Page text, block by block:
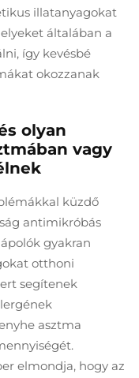
illatanyagokat
általában a
így kevésbé
okozzanak
olyan
vagy
küzdő
antimikróbás
gyakran
otthoni
segítenek
asztma
elmondja, hogy az